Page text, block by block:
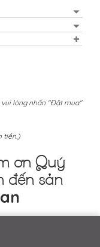
vui lòng nhấn "Đặt mua"
tiền.)
ơn Quý
đến sản